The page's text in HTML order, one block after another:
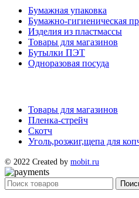
Бумажная упаковка
Бумажно-гигиеническая
Изделия из пластмассы
Товары для магазинов
Бутылки ПЭТ
Одноразовая посуда
Товары для магазинов
Пленка-стрейч
Скотч
Уголь,розжиг,щепа для
© 2022 Created by mobit.ru